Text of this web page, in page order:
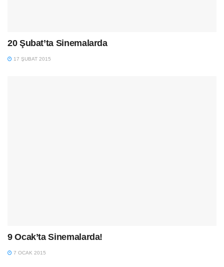
20 Şubat’ta Sinemalarda
17 ŞUBAT 2015
9 Ocak’ta Sinemalarda!
7 OCAK 2015